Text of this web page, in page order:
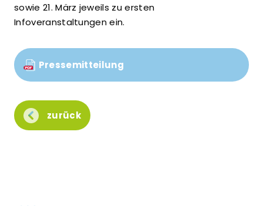
sowie 21. März jeweils zu ersten
Infoveranstaltungen ein.
Pressemitteilung
zurück